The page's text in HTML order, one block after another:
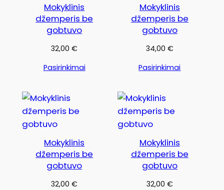
Mokyklinis
džemperis be
gobtuvo
32,00€
Pasirinkimai
Mokyklinis
džemperis be
gobtuvo
34,00 €
Pasirinkimai
Mokyklinis
džemperis be
gobtuvo
32,00€
Mokyklinis
džemperis be
gobtuvo
32,00 €